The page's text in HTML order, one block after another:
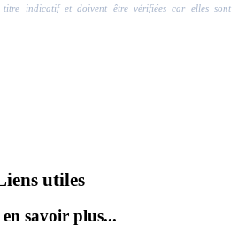
indicatif et doivent être vérifiées car elles sont
utiles
savoir plus...